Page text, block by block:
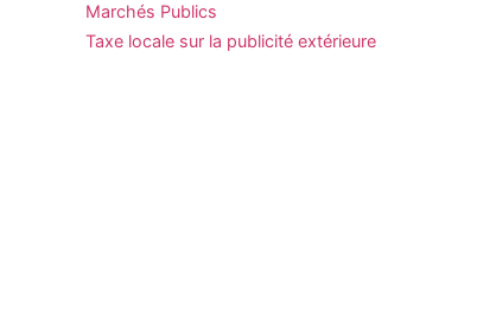
Marchés Publics
Taxe locale sur la publicité extérieure